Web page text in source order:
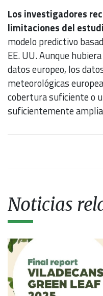
Los investigadores
limitaciones del
modelo predictivo
EE. UU. Aunque
datos europeo, los
meteorológicas
cobertura suficiente o
suficientemente
Noticias